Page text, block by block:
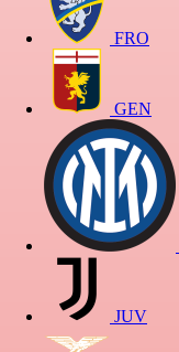
FRO
GEN
JUV